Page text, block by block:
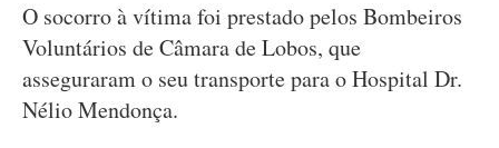
O socorro à vítima foi prestado pelos Bombeiros
Voluntários de Câmara de Lobos, que
asseguraram o seu transporte para o Hospital Dr.
Nélio Mendonça.